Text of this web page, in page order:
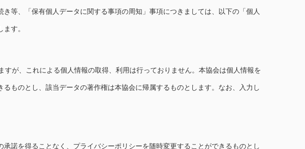
等、「保有個人データに関する事項の周知」事項につきましては、以下の「個人
す。
が、これによる個人情報の取得、利用は行っておりません。本協会は個人情報を
ものとし、該当データの著作権は本協会に帰属するものとします。なお、入力し
諾を得ることなく、プライバシーポリシーを随時変更することができるものとし